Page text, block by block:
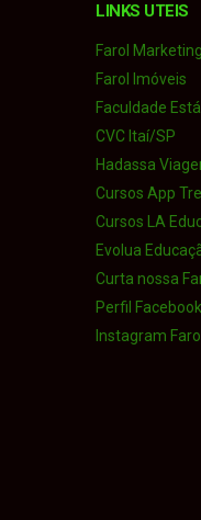
LINKS UTEIS
Farol
Farol Imóveis
Faculdade
CVC Itaí/SP
Hadassa
Cursos App
Cursos LA
Evolua
Curta nossa
Perfil Facebook
Instagram